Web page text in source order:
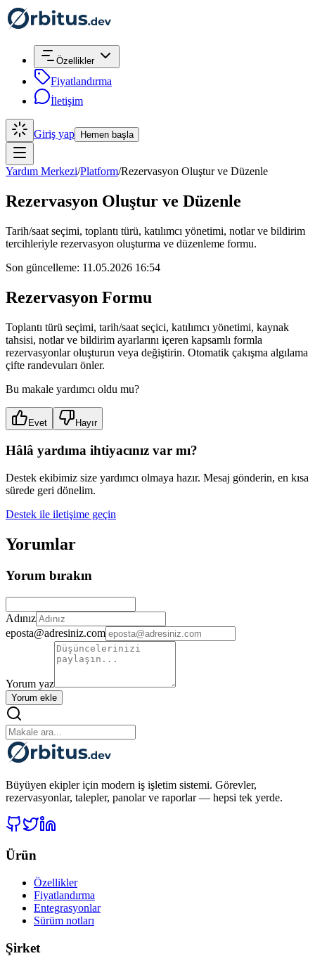
Özellikler
Fiyatlandırma
İletişim
Giriş yap Hemen başla
Yardım Merkezi/Platform/Rezervasyon Oluştur ve Düzenle
Rezervasyon Oluştur ve Düzenle
Tarih/saat seçimi, toplantı türü, katılımcı yönetimi, notlar ve bildirim
tercihleriyle rezervasyon oluşturma ve düzenleme formu.
Son güncelleme: 11.05.2026 16:54
Rezervasyon Formu
Toplantı türü seçimi, tarih/saat seçici, katılımcı yönetimi, kaynak
tahsisi, notlar ve bildirim ayarlarını içeren kapsamlı formla
rezervasyonlar oluşturun veya değiştirin. Otomatik çakışma algılama
çifte randevuları önler.
Bu makale yardımcı oldu mu?
Evet Hayır
Hâlâ yardıma ihtiyacınız var mı?
Destek ekibimiz size yardımcı olmaya hazır. Mesaj gönderin, en kısa
sürede geri dönelim.
Destek ile iletişime geçin
Yorumlar
Yorum bırakın
Adınız
eposta@adresiniz.com
Yorum yaz
Yorum ekle
Büyüyen ekipler için modern iş işletim sistemi. Görevler,
rezervasyonlar, talepler, panolar ve raporlar — hepsi tek yerde.
Ürün
Özellikler
Fiyatlandırma
Entegrasyonlar
Sürüm notları
Şirket